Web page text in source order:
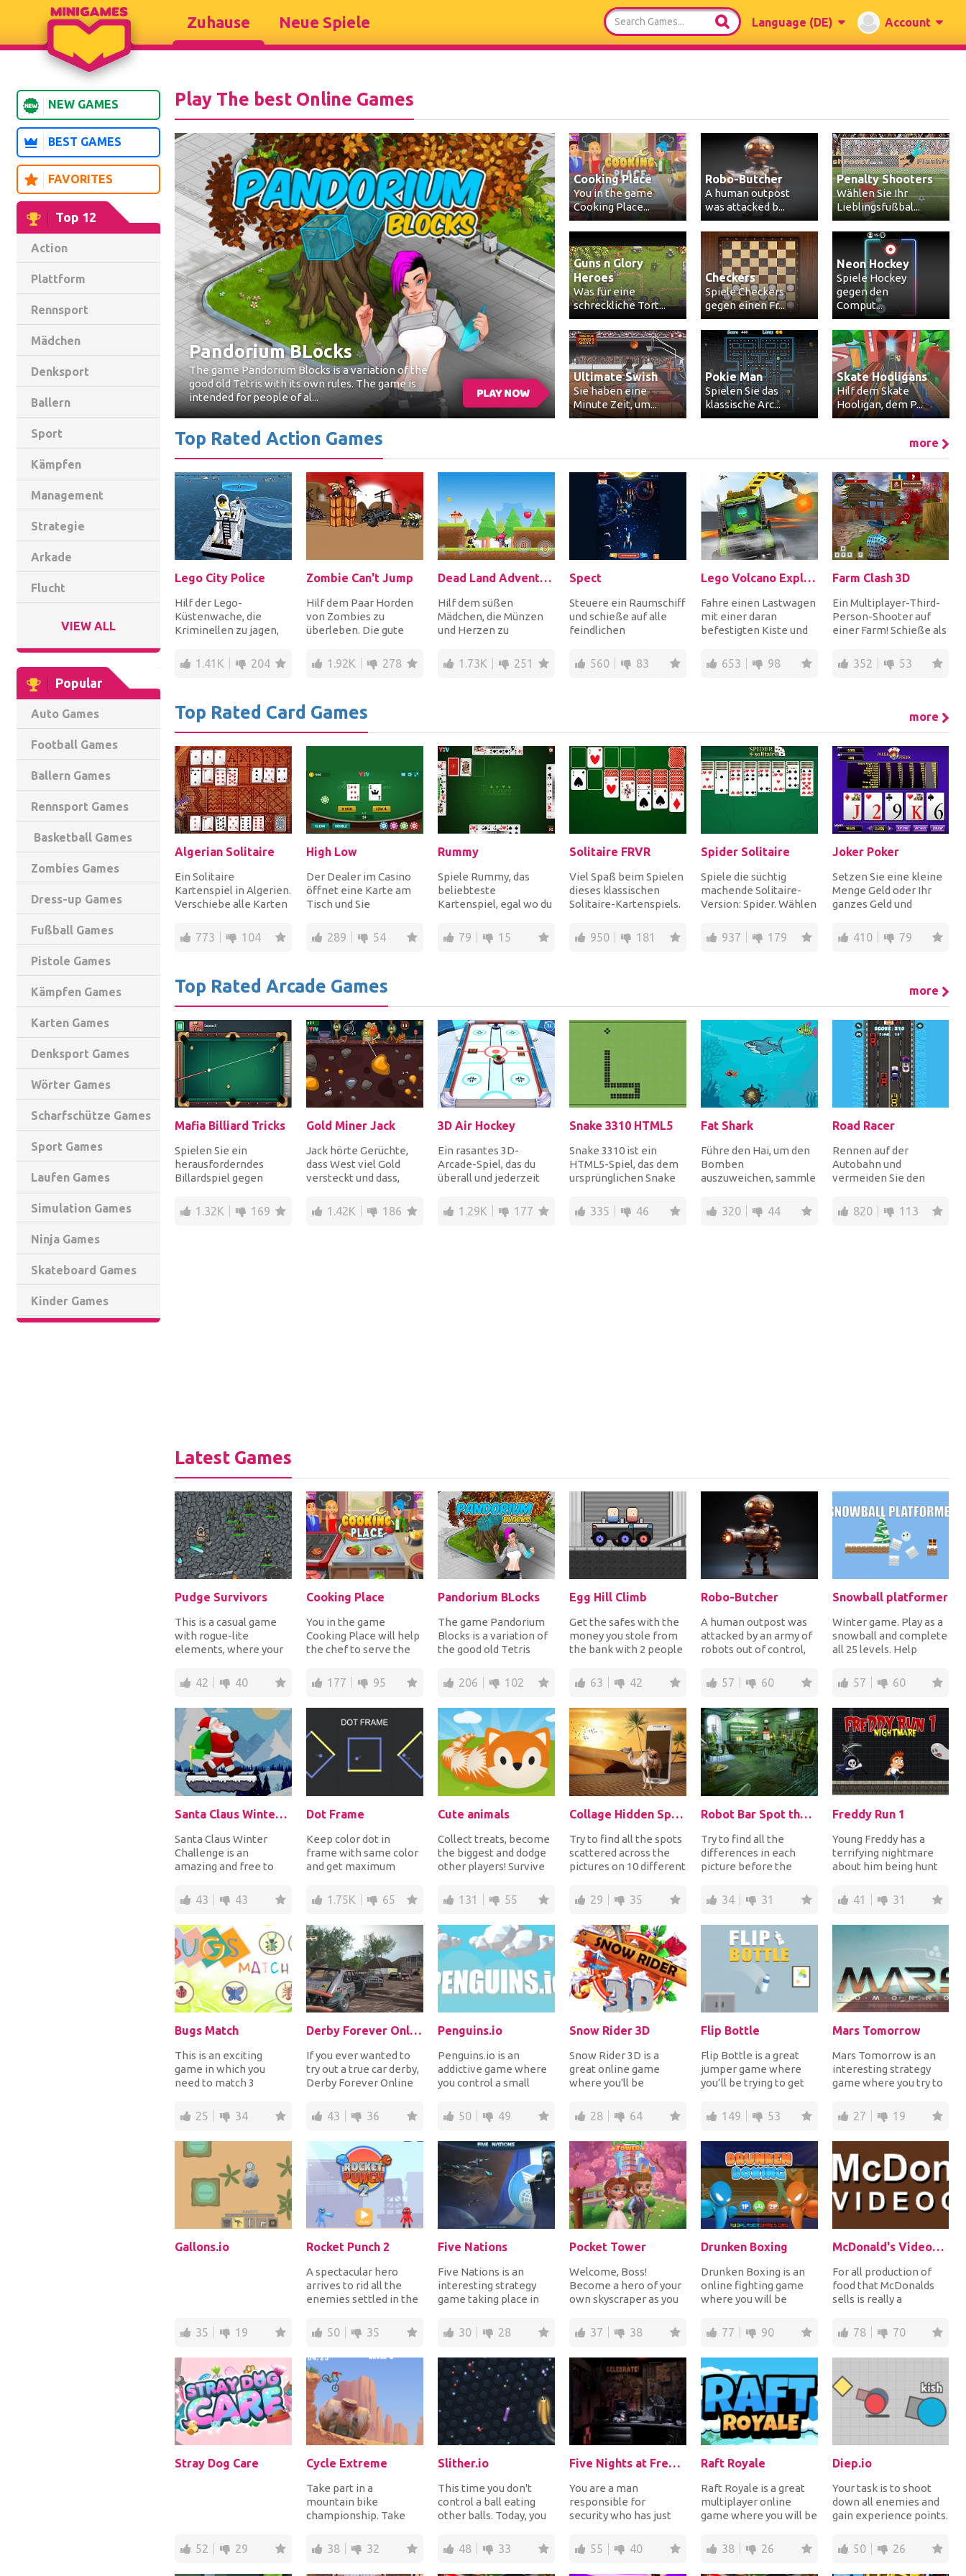
Language (DE) Account
Zuhause Neue Spiele
NEW GAMES
BEST GAMES
FAVORITES
Top 12
Action
Plattform
Rennsport
Mädchen
Denksport
Ballern
Sport
Kämpfen
Management
Strategie
Arkade
Flucht
VIEW ALL
Popular
Auto Games
Football Games
Ballern Games
Rennsport Games
Basketball Games
Zombies Games
Dress-up Games
Fußball Games
Pistole Games
Kämpfen Games
Karten Games
Denksport Games
Wörter Games
Scharfschütze Games
Sport Games
Laufen Games
Simulation Games
Ninja Games
Skateboard Games
Kinder Games
Play The best Online Games
Pandorium BLocks
The game Pandorium Blocks is a variation of the
good old Tetris with its own rules. The game is
intended for people of al...
Cooking Place
You in the game
Cooking Place...
Robo-Butcher
A human outpost
was attacked b...
Penalty Shooters
Wählen Sie Ihr
Lieblingsfußbal...
Guns n Glory
Heroes
Was für eine
schreckliche Tort...
Checkers
Spiele Checkers
gegen einen Fr...
Neon Hockey
Spiele Hockey
gegen den
Comput...
Ultimate Swish
Sie haben eine
Minute Zeit, um...
Pokie Man
Spielen Sie das
klassische Arc...
Skate Hooligans
Hilf dem Skate
Hooligan, dem P...
Top Rated Action Games more
Lego City Police
Hilf der Lego-
Küstenwache, die
Kriminellen zu jagen,
am Meer entkommen
sind, u...
1.41K 204
Zombie Can't Jump
Hilf dem Paar Horden
von Zombies zu
überleben. Die gute
Zombies nicht
springen k...
1.92K 278
Dead Land Adventure
Hilf dem süßen
Mädchen, die Münzen
und Herzen zu
Plattformen
hochspringst,
1.73K 251
Spect
Steuere ein Raumschiff
und schieße auf alle
feindlichen
Asteroiden, die auf dich
zu...
560 83
Lego Volcano Explorers
Fahre einen Lastwagen
mit einer daran
befestigten Kiste und
nach blauen Edelste...
653 98
Farm Clash 3D
Ein Multiplayer-Third-
Person-Shooter auf
einer Farm! Schieße als
deiner Schr...
352 53
Top Rated Card Games more
Algerian Solitaire
Ein Solitaire
Kartenspiel in Algerien.
Verschiebe alle Karten
Stapeln zu den acht Gr...
773 104
High Low
Der Dealer im Casino
öffnet eine Karte am
Tisch und Sie
wobei Sie raten, dass...
289 54
Rummy
Spiele Rummy, das
beliebteste
Kartenspiel, egal wo du
3 verschiedenen Modi,...
79 15
Solitaire FRVR
Viel Spaß beim Spielen
dieses klassischen
Solitaire-Kartenspiels.
klassische Spi...
950 181
Spider Solitaire
Spiele die süchtig
machende Solitaire-
Version: Spider. Wählen
Easy, Medium o...
937 179
Joker Poker
Setzen Sie eine kleine
Menge Geld oder Ihr
ganzes Geld und
Ziehe 5 Karten und
mac...
410 79
Top Rated Arcade Games more
Mafia Billiard Tricks
Spielen Sie ein
herausforderndes
Billardspiel gegen
der Mafia sind!
Verdiene...
1.32K 169
Gold Miner Jack
Jack hörte Gerüchte,
dass West viel Gold
versteckt und dass,
ausgraben könnte, er
se...
1.42K 186
3D Air Hockey
Ein rasantes 3D-
Arcade-Spiel, das du
überall und jederzeit
deine Reflexe unt...
1.29K 177
Snake 3310 HTML5
Snake 3310 ist ein
HTML5-Spiel, das dem
ursprünglichen Snake
ähnelt. Manövrier...
335 46
Fat Shark
Führe den Hai, um den
Bomben
auszuweichen, sammle
Sanduhren für mehr
Punkte und iss di...
320 44
Road Racer
Rennen auf der
Autobahn und
vermeiden Sie den
Spiel vorbei. Habe
Spaß!
820 113
Latest Games
Pudge Survivors
This is a casual game
with rogue-lite
elements, where your
to quickly snowball...
42 40
Cooking Place
You in the game
Cooking Place will help
the chef to serve the
you on the scre...
177 95
Pandorium BLocks
The game Pandorium
Blocks is a variation of
the good old Tetris
game is int...
206 102
Egg Hill Climb
Get the safes with the
money you stole from
the bank with 2 people
line. You mu...
63 42
Robo-Butcher
A human outpost was
attacked by an army of
robots out of control,
The human r...
57 60
Snowball platformer
Winter game. Play as a
snowball and complete
all 25 levels. Help
presents!...
57 60
Santa Claus Winter Challenge
Santa Claus Winter
Challenge is an
amazing and free to
game suitable for all
ages...
43 43
Dot Frame
Keep color dot in
frame with same color
and get maximum
rotate frame, avoid...
1.75K 65
Cute animals
Collect treats, become
the biggest and dodge
other players! Survive
meet! Run...
131 55
Collage Hidden Spots
Try to find all the spots
scattered across the
pictures on 10 different
samples...
29 35
Robot Bar Spot the differences
Try to find all the
differences in each
picture before the
careful though: Do not...
34 31
Freddy Run 1
Young Freddy has a
terrifying nightmare
about him being hunt
named the Soul Catch...
41 31
Bugs Match
This is an exciting
game in which you
need to match 3
destroy them and
prevent...
25 34
Derby Forever Online
If you ever wanted to
try out a true car derby,
Derby Forever Online
you! At t...
43 36
Penguins.io
Penguins.io is an
addictive game where
you control a small
ice-berg. Your obj...
50 49
Snow Rider 3D
Snow Rider 3D is a
great online game
where you'll be
so you’ll really feel...
28 64
Flip Bottle
Flip Bottle is a great
jumper game where
you’ll be trying to get
line. On y...
149 53
Mars Tomorrow
Mars Tomorrow is an
interesting strategy
game where you try to
Earth is uni...
27 19
Gallons.io
35 19
Rocket Punch 2
A spectacular hero
arrives to rid all the
enemies settled in the
unique powe...
50 35
Five Nations
Five Nations is an
interesting strategy
game taking place in
that you can now...
30 28
Pocket Tower
Welcome, Boss!
Become a hero of your
own skyscraper as you
beautiful, bustling b...
37 38
Drunken Boxing
Drunken Boxing is an
online fighting game
where you will be
against your
opponents...
77 90
McDonald's Videogame
For all production of
food that McDonalds
sells is really a
Learn it from the v...
78 70
Stray Dog Care
52 29
Cycle Extreme
Take part in a
mountain bike
championship. Take
descending down a
mountain. Be car...
38 32
Slither.io
This time you don't
control a ball eating
other balls. Today, you
The more op...
48 33
Five Nights at Freddy's
You are a man
responsible for
security who has just
pizzeria Freddy which
is...
55 40
Raft Royale
Raft Royale is a great
multiplayer online
game where you will be
and buildi...
38 26
Diep.io
Your task is to shoot
down all enemies and
gain experience points.
killed. Sta...
50 26